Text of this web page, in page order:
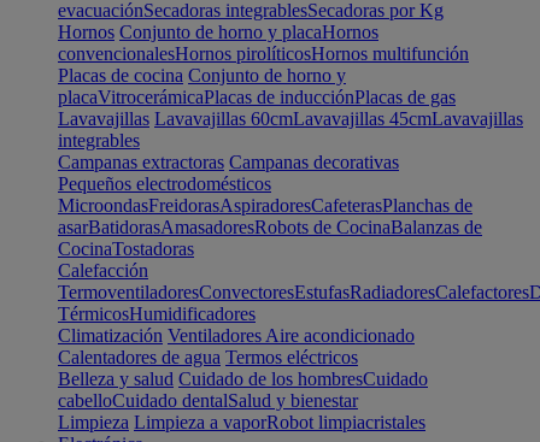
evacuaciónSecadoras integrablesSecadoras por Kg
Hornos Conjunto de horno y placaHornos
convencionalesHornos pirolíticosHornos multifunción
Placas de cocina Conjunto de horno y
placaVitrocerámicaPlacas de inducciónPlacas de gas
Lavavajillas Lavavajillas 60cmLavavajillas 45cmLavavajillas
integrables
Campanas extractoras Campanas decorativas
Pequeños electrodomésticos
MicroondasFreidorasAspiradoresCafeterasPlanchas de
asarBatidorasAmasadoresRobots de CocinaBalanzas de
CocinaTostadoras
Calefacción
TermoventiladoresConvectoresEstufasRadiadoresCalefactores
TérmicosHumidificadores
Climatización Ventiladores Aire acondicionado
Calentadores de agua Termos eléctricos
Belleza y salud Cuidado de los hombresCuidado
cabelloCuidado dentalSalud y bienestar
Limpieza Limpieza a vaporRobot limpiacristales